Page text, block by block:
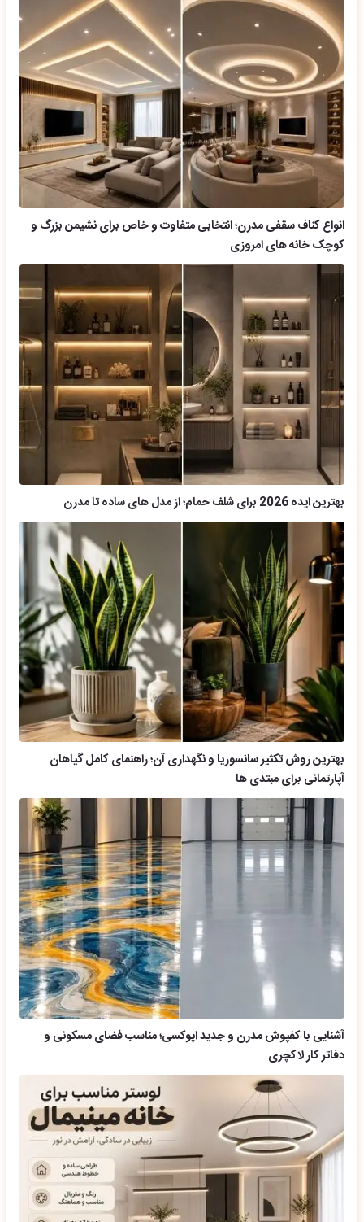
انواع کناف سقفی مدرن؛ انتخابی متفاوت و خاص برای نشیمن بزرگ و
کوچک خانه های امروزی
بهترین ایده 2026 برای شلف حمام؛ از مدل های ساده تا مدرن
بهترین روش تکثیر سانسوریا و نگهداری آن؛ راهنمای کامل گیاهان
آپارتمانی برای مبتدی ها
آشنایی با کفپوش مدرن و جدید اپوکسی؛ مناسب فضای مسکونی و
دفاتر کار لاکچری